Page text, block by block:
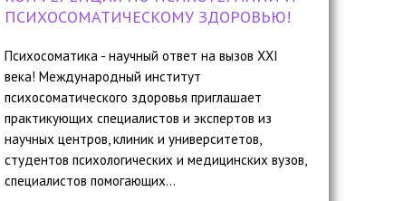
ПСИХОСОМАТИЧЕСКОМУ ЗДОРОВЬЮ!
Психосоматика - научный ответ на вызов XXI
века! Международный институт
психосоматического здоровья приглашает
практикующих специалистов и экспертов из
научных центров, клиник и университетов,
студентов психологических и медицинских вузов,
специалистов помогающих...